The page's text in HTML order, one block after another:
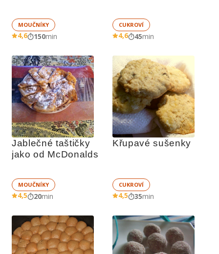
MOUČNÍKY
4,6 150min
CUKROVÍ
4,6 45min
Jablečné taštičky
jako od McDonalds
MOUČNÍKY
4,5 20min
Křupavé sušenky
CUKROVÍ
4,5 35min